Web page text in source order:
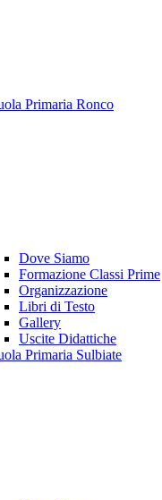
Primaria Ronco
Dove Siamo
Formazione Classi Prime
Organizzazione
Libri di Testo
Gallery
Uscite Didattiche
Primaria Sulbiate